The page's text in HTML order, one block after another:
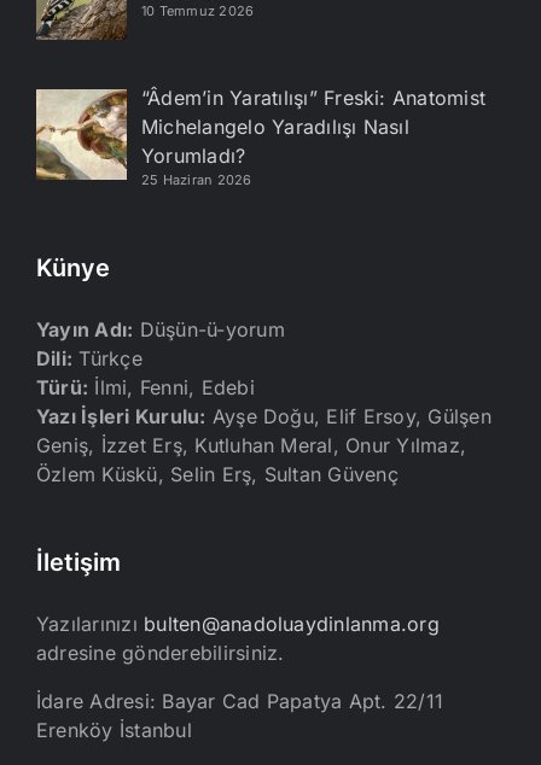
10 Temmuz 2026
“Âdem’in Yaratılışı” Freski: Anatomist
Michelangelo Yaradılışı Nasıl
Yorumladı?
25 Haziran 2026
Künye
Yayın Adı: Düşün-ü-yorum
Dili: Türkçe
Türü: İlmi, Fenni, Edebi
Yazı İşleri Kurulu: Ayşe Doğu, Elif Ersoy, Gülşen
Geniş, İzzet Erş, Kutluhan Meral, Onur Yılmaz,
Özlem Küskü, Selin Erş, Sultan Güvenç
İletişim
Yazılarınızı bulten@anadoluaydinlanma.org
adresine gönderebilirsiniz.
İdare Adresi: Bayar Cad Papatya Apt. 22/11
Erenköy İstanbul